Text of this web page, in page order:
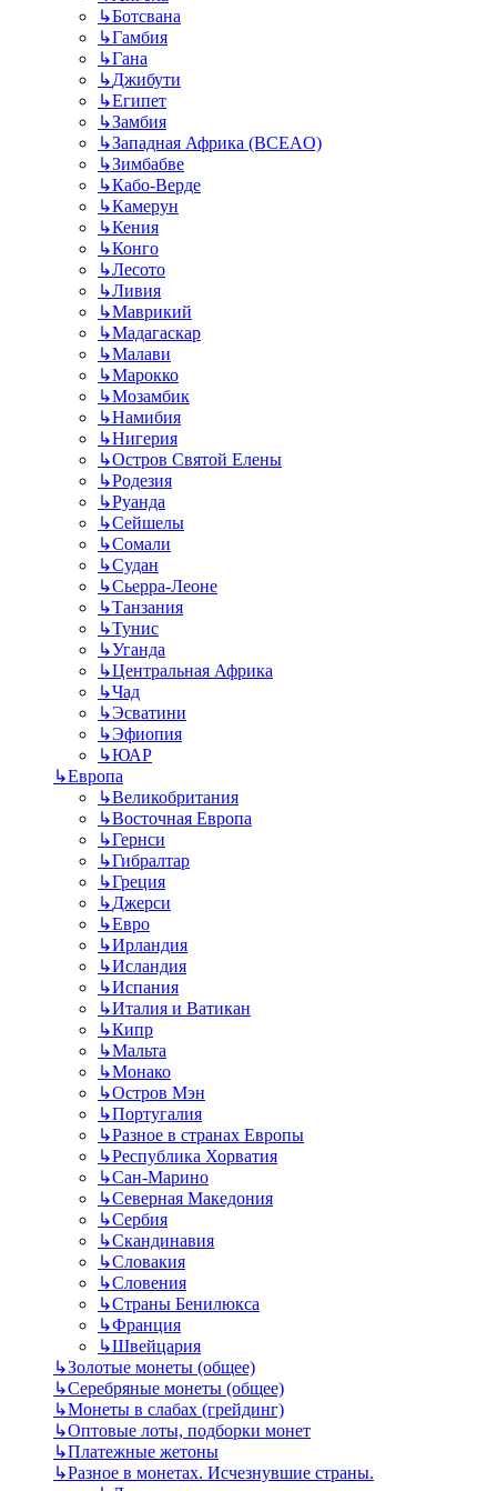
↳Ботсвана
↳Гамбия
↳Гана
↳Джибути
↳Египет
↳Замбия
↳Западная Африка (BCEAO)
↳Зимбабве
↳Кабо-Верде
↳Камерун
↳Кения
↳Конго
↳Лесото
↳Ливия
↳Маврикий
↳Мадагаскар
↳Малави
↳Марокко
↳Мозамбик
↳Намибия
↳Нигерия
↳Остров Святой Елены
↳Родезия
↳Руанда
↳Сейшелы
↳Сомали
↳Судан
↳Сьерра-Леоне
↳Танзания
↳Тунис
↳Уганда
↳Центральная Африка
↳Чад
↳Эсватини
↳Эфиопия
↳ЮАР
↳Европа
↳Великобритания
↳Восточная Европа
↳Гернси
↳Гибралтар
↳Греция
↳Джерси
↳Евро
↳Ирландия
↳Исландия
↳Испания
↳Италия и Ватикан
↳Кипр
↳Мальта
↳Монако
↳Остров Мэн
↳Португалия
↳Разное в странах Европы
↳Республика Хорватия
↳Сан-Марино
↳Северная Македония
↳Сербия
↳Скандинавия
↳Словакия
↳Словения
↳Страны Бенилюкса
↳Франция
↳Швейцария
↳Золотые монеты (общее)
↳Серебряные монеты (общее)
↳Монеты в слабах (грейдинг)
↳Оптовые лоты, подборки монет
↳Платежные жетоны
↳Разное в монетах. Исчезнувшие страны.